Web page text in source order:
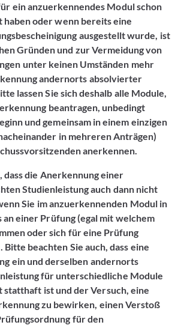
ein anzuerkennendes Modul schon
haben oder wenn bereits eine
ausgestellt wurde, ist
Gründen und zur Vermeidung von
unter keinen Umständen mehr
andernorts absolvierter
lassen Sie sich deshalb alle Module,
beantragen, unbedingt
und gemeinsam in einem einzigen
in mehreren Anträgen)
anerkennen.
dass die Anerkennung einer
Studienleistung auch dann nicht
Sie im anzuerkennenden Modul in
einer Prüfung (egal mit welchem
oder sich für eine Prüfung
Bitte beachten Sie auch, dass eine
ein und derselben andernorts
für unterschiedliche Module
statthaft ist und der Versuch, eine
zu bewirken, einen Verstoß
für den